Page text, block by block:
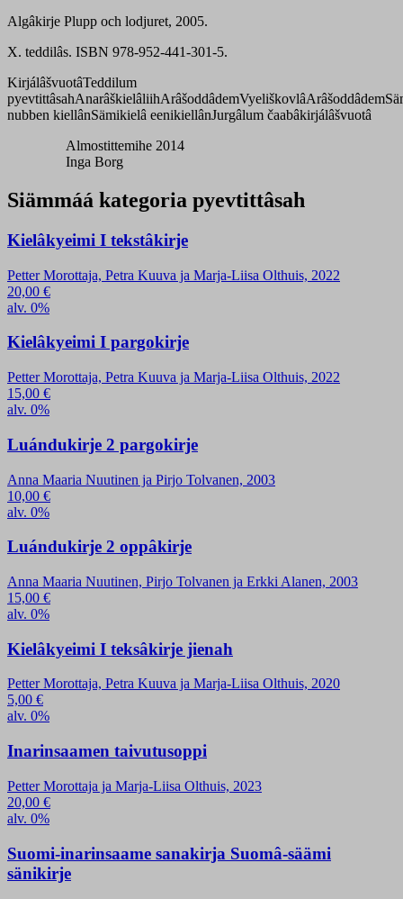
Algâkirje Plupp och lodjuret, 2005.
X. teddilâs. ISBN 978-952-441-301-5.
KirjálâšvuotâTeddilum
pyevtittâsahAnarâškielâliihArâšoddâdemVyeliškovlâArâšoddâdem
nubben kiellânSämikielâ eenikiellânJurgâlum čaabâkirjálâšvuotâ
Almostittemihe 2014
Inga Borg
Siämmáá kategoria pyevtittâsah
Kielâkyeimi I tekstâkirje
Petter Morottaja, Petra Kuuva ja Marja-Liisa Olthuis, 2022
20,00 €
alv. 0%
Kielâkyeimi I pargokirje
Petter Morottaja, Petra Kuuva ja Marja-Liisa Olthuis, 2022
15,00 €
alv. 0%
Luándukirje 2 pargokirje
Anna Maaria Nuutinen ja Pirjo Tolvanen, 2003
10,00 €
alv. 0%
Luándukirje 2 oppâkirje
Anna Maaria Nuutinen, Pirjo Tolvanen ja Erkki Alanen, 2003
15,00 €
alv. 0%
Kielâkyeimi I teksâkirje jienah
Petter Morottaja, Petra Kuuva ja Marja-Liisa Olthuis, 2020
5,00 €
alv. 0%
Inarinsaamen taivutusoppi
Petter Morottaja ja Marja-Liisa Olthuis, 2023
20,00 €
alv. 0%
Suomi-inarinsaame sanakirja Suomâ-säämi
sänikirje